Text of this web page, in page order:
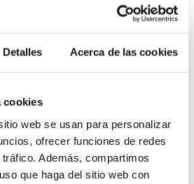
Detalles Acerca de las cookies
cookies
web se usan para personalizar
ofrecer funciones de redes
Además, compartimos
que haga del sitio web con